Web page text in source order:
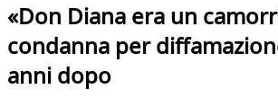
«Don Diana era un
condanna per
anni dopo